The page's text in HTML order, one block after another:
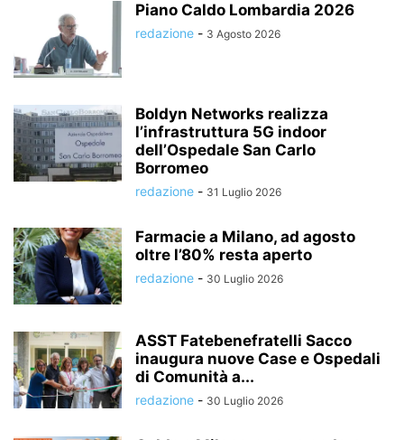
Piano Caldo Lombardia 2026
redazione - 3 Agosto 2026
Boldyn Networks realizza
l’infrastruttura 5G indoor
dell’Ospedale San Carlo
Borromeo
redazione - 31 Luglio 2026
Farmacie a Milano, ad agosto
oltre l’80% resta aperto
redazione - 30 Luglio 2026
ASST Fatebenefratelli Sacco
inaugura nuove Case e Ospedali
di Comunità a...
redazione - 30 Luglio 2026